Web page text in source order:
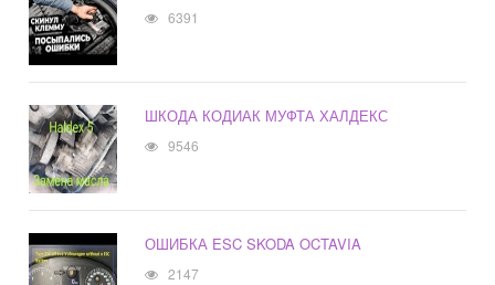
6391
ШКОДА КОДИАК МУФТА ХАЛДЕКС
9546
ОШИБКА ESC SKODA OCTAVIA
2147